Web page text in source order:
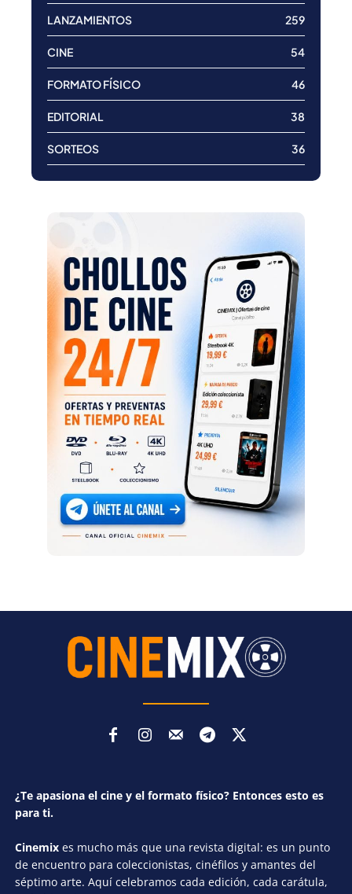
LANZAMIENTOS 259
CINE 54
FORMATO FÍSICO 46
EDITORIAL 38
SORTEOS 36
¿Te apasiona el cine y el formato físico? Entonces esto es
para ti.
Cinemix es mucho más que una revista digital: es un punto
de encuentro para coleccionistas, cinéfilos y amantes del
séptimo arte. Aquí celebramos cada edición, cada carátula,